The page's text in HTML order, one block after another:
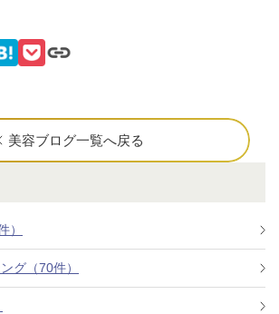
）
グ（70件）
美容ブログ一覧へ戻る